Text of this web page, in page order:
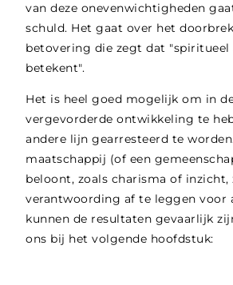
van deze onevenwichtigheden
schuld. Het gaat over het
betovering die zegt dat "spiritueel
betekent".
Het is heel goed mogelijk om in
vergevorderde ontwikkeling te
andere lijn gearresteerd te
maatschappij (of een
beloont, zoals charisma of inzicht,
verantwoording af te leggen voor
kunnen de resultaten gevaarlijk
ons bij het volgende hoofdstuk: